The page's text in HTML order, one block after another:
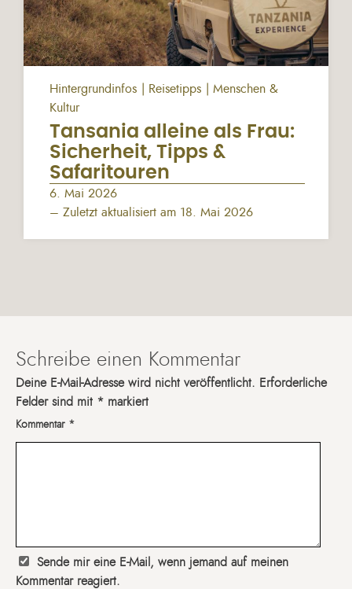
Hintergrundinfos Reisetipps
Menschen &
Kultur
Tansania alleine als Frau:
Sicherheit, Tipps &
Safaritouren
6. Mai 2026
– Zuletzt aktualisiert am 18. Mai 2026
Schreibe einen Kommentar
Deine E-Mail-Adresse wird nicht veröffentlicht. Erforderliche
Felder sind mit * markiert
Kommentar *
Sende mir eine E-Mail, wenn jemand auf meinen
Kommentar reagiert.